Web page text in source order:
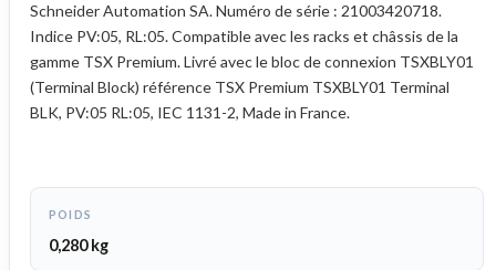
Schneider Automation SA. Numéro de série : 21003420718.
Indice PV:05, RL:05. Compatible avec les racks et châssis de la
gamme TSX Premium. Livré avec le bloc de connexion TSXBLY01
(Terminal Block) référence TSX Premium TSXBLY01 Terminal
BLK, PV:05 RL:05, IEC 1131-2, Made in France.
POIDS
0,280 kg